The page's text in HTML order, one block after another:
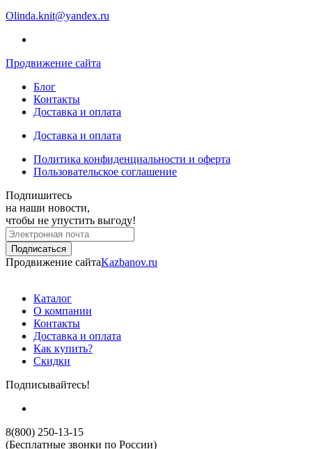
Olinda.knit@yandex.ru
Продвижение сайта
Блог
Контакты
Доставка и оплата
Доставка и оплата
Политика конфиденциальности и оферта
Пользовательское соглашение
Подпишитесь
на наши новости,
чтобы не упустить выгоду!
Продвижение сайтаKazbanov.ru
Каталог
О компании
Контакты
Доставка и оплата
Как купить?
Скидки
Подписывайтесь!
8(800) 250-13-15
(Бесплатные звонки по России)